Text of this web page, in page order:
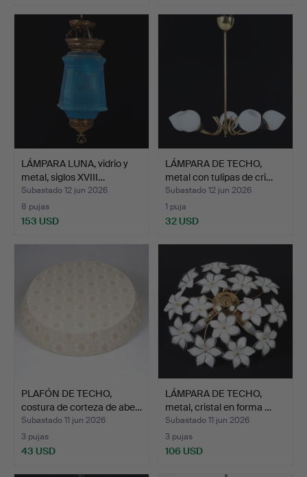
LÁMPARA LUNA, vidrio y
metal, siglos XVIII…
Subastado 12 jun 2026
8 pujas
153 USD
LÁMPARA DE TECHO,
metal con tulipas de cri…
Subastado 12 jun 2026
1 puja
32 USD
PLAFÓN DE TECHO,
costura de corteza de abe…
Subastado 11 jun 2026
3 pujas
43 USD
LÁMPARA DE TECHO,
metal, cristal en forma …
Subastado 11 jun 2026
3 pujas
106 USD